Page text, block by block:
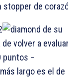
stopper de
de su
volver a
puntos –
largo es el de